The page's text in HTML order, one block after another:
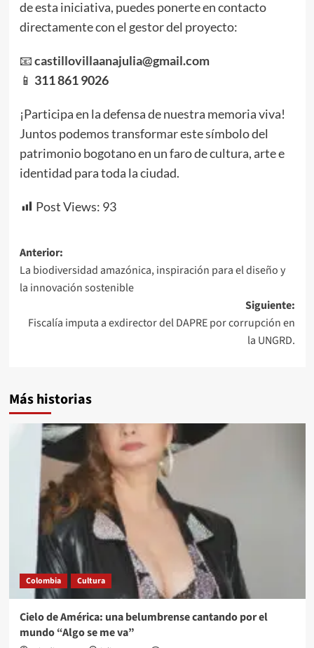
de esta iniciativa, puedes ponerte en contacto
directamente con el gestor del proyecto:
📧castillovillaanajulia@gmail.com
📱 311 861 9026
¡Participa en la defensa de nuestra memoria viva!
Juntos podemos transformar este símbolo del
patrimonio bogotano en un faro de cultura, arte e
identidad para toda la ciudad.
Post Views: 93
Navegación
de
entradas
Anterior:
La biodiversidad amazónica, inspiración para el diseño y
la innovación sostenible
Siguiente:
Fiscalía imputa a exdirector del DAPRE por corrupción en
la UNGRD.
Más historias
Colombia Cultura
Cielo de América: una belumbrense cantando por el
mundo “Algo se me va”